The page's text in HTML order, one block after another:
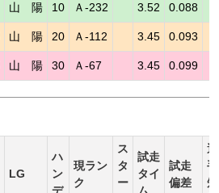
山 陽 10 Ａ-232 3.52 0.088
山 陽 20 Ａ-112 3.45 0.093
山 陽 30 Ａ-67 3.45 0.099
LG
ハ
ン
デ
現ラン
ク
ス
タ
ー
試走
タイ
ム
試走
偏差
選
手
短